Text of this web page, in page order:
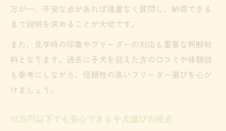
万が一、不安な点があれば遠慮なく質問し、納得できる
まで説明を求めることが大切です。
また、見学時の印象やブリーダーの対応も重要な判断材
料となります。過去に子犬を迎えた方の口コミや体験談
も参考にしながら、信頼性の高いブリーダー選びを心が
けましょう。
10万円以下でも安心できる子犬選びの視点